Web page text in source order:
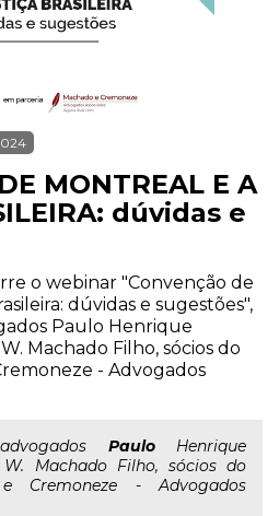
MONTREAL E A
dúvidas e
o webinar "Convenção de
dúvidas e sugestões",
Paulo Henrique
Machado Filho, sócios do
- Advogados
PauloHenrique
W. Machado Filho, sócios do
Cremoneze - Advogados